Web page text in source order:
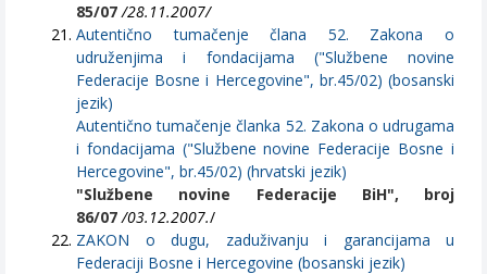
85/07 /28.11.2007/
Autentično tumačenje člana 52. Zakona o
udruženjima i fondacijama ("Službene novine
Federacije Bosne i Hercegovine", br.45/02) (bosanski
jezik)
Autentično tumačenje članka 52. Zakona o udrugama
i fondacijama ("Službene novine Federacije Bosne i
Hercegovine", br.45/02) (hrvatski jezik)
"Službene novine Federacije BiH", broj
86/07/03.12.2007./
ZAKON o dugu, zaduživanju i garancijama u
Federaciji Bosne i Hercegovine (bosanski jezik)